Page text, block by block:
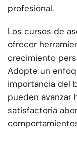
profesional.
Los cursos de
ofrecer
crecimiento
Adopte un
importancia del
pueden avanzar
satisfactoria